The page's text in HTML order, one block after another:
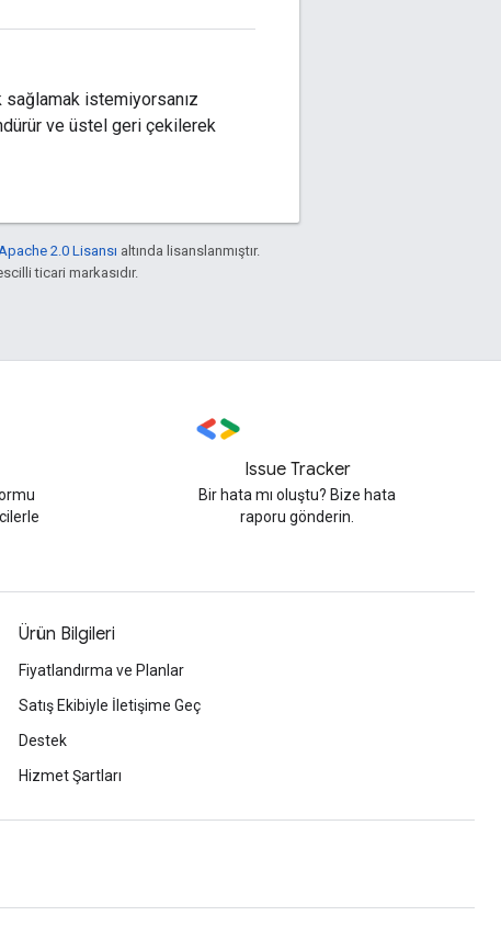
sağlamak istemiyorsanız
ve üstel geri çekilerek
2.0 Lisansı altında lisanslanmıştır.
ticari markasıdır.
Issue Tracker
Bir hata mı oluştu? Bize hata
raporu gönderin.
Ürün Bilgileri
Fiyatlandırma ve Planlar
Satış Ekibiyle İletişime Geç
Destek
Hizmet Şartları